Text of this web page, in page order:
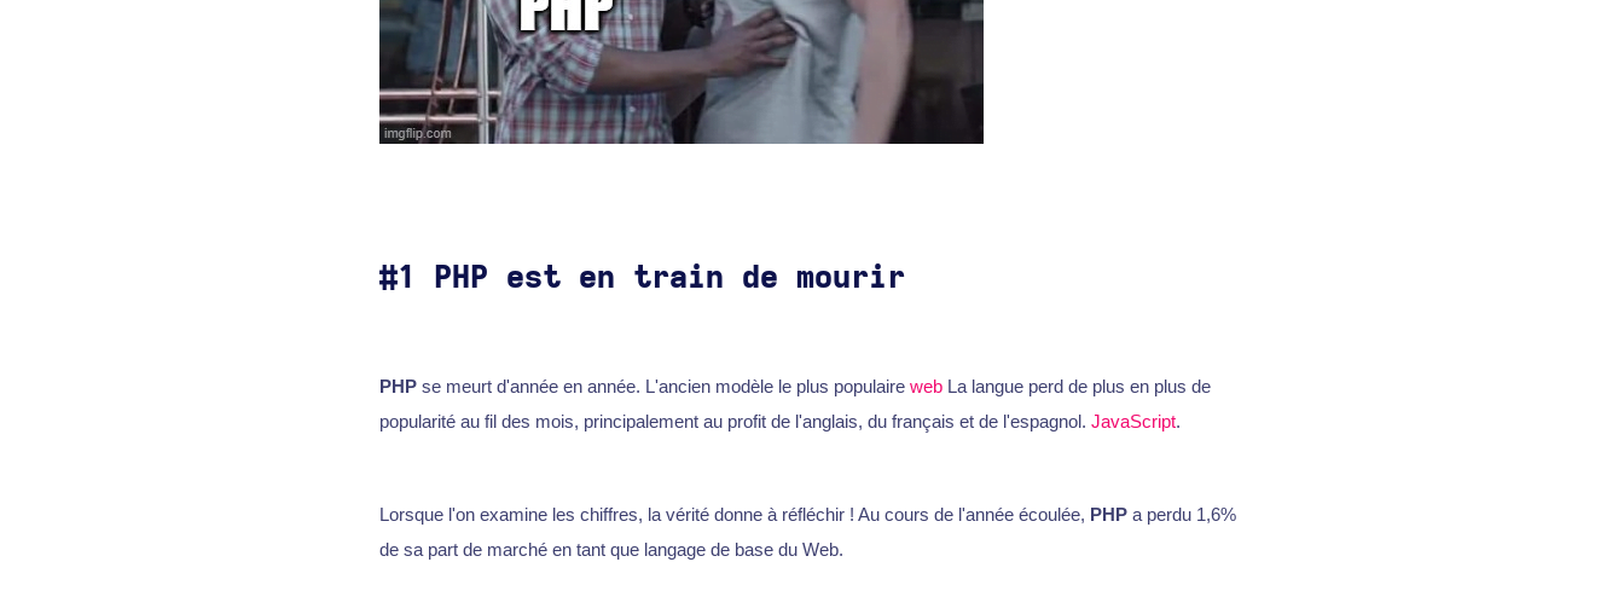
#1 PHP est en train de mourir
PHPse meurt d'année en année. L'ancien modèle le plus populaire webLa langue perd de plus en plus de
popularité au fil des mois, principalement au profit de l'anglais, du français et de l'espagnol. JavaScript.
Lorsque l'on examine les chiffres, la vérité donne à réfléchir ! Au cours de l'année écoulée, PHPa perdu 1,6%
de sa part de marché en tant que langage de base du Web.